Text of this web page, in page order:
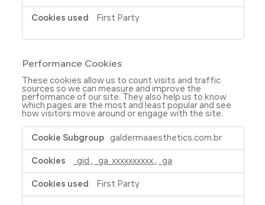
First Party
Performance Cookies
These cookies allow us to count visits and traffic
sources so we can measure and improve the
performance of our site. They also help us to know
which pages are the most and least popular and see
how visitors move around or engage with the site.
Performance
Cookies
galdermaaesthetics.com.br
_gid , _ga_xxxxxxxxxx , _ga
First Party